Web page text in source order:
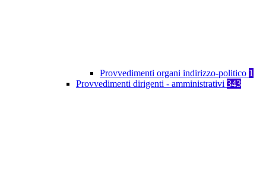
Provvedimenti organi indirizzo-politico 1
Provvedimenti dirigenti - amministrativi 343